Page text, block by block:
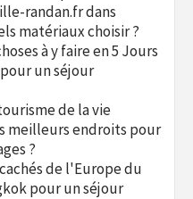
randan.frdans
matériaux choisir ?
à y faire en 5 Jours
un séjour
de la vie
meilleurs endroits pour
?
de l'Europe du
pour un séjour